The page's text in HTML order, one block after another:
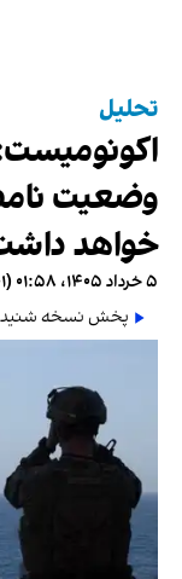
تحلیل
وضعیت
خواهد
۵ خرداد ۱۴۰۵، ۰۱:۵۸ (‎+۱ گرینویچ)
پخش نسخه